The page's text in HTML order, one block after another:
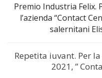
Premio Industria Felix.
l’azienda “Contact
salernitani
Repetita iuvant. Per
2021, ”